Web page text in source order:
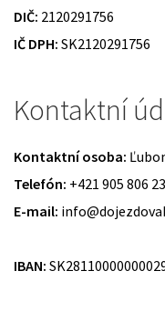
DIČ: 2120291756
IČ DPH: SK2120291756
Kontaktní
Kontaktní osoba:
Telefón: +421 905 806
E-mail:
IBAN: